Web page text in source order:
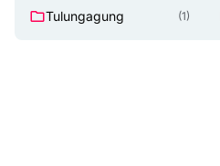
Tulungagung (1)